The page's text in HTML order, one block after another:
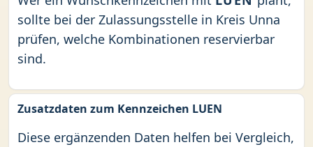
sollte bei der Zulassungsstelle in Kreis Unna
prüfen, welche Kombinationen reservierbar
sind.
Zusatzdaten zum Kennzeichen LUEN
Diese ergänzenden Daten helfen bei Vergleich,